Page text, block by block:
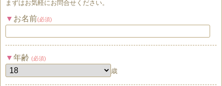
まずはお気軽にお問合せください。
お名前(必須)
年齢 (必須)
歳